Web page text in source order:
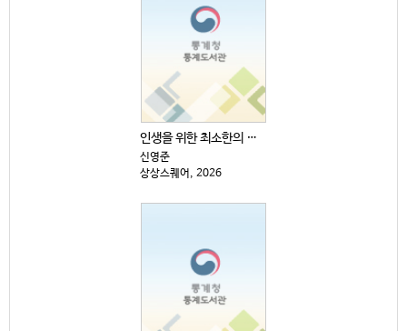
인생을 위한 최소한의 생각
신영준
상상스퀘어, 2026